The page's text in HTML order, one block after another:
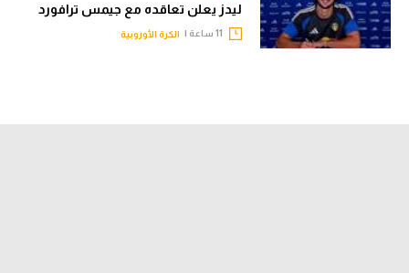
ليدز يعلن تعاقده مع جيمس ترافورد
الكرة الأوروبية